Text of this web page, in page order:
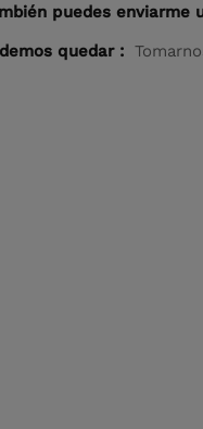
puedes enviarme
quedar :